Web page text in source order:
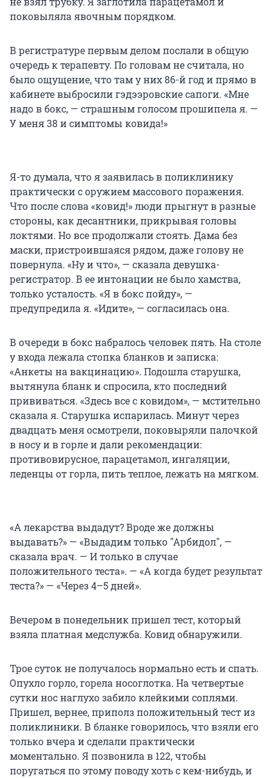
поковыляла явочным порядком.
В регистратуре первым делом послали в общую
очередь к терапевту. По головам не считала, но
было ощущение, что там у них 86-й год и прямо в
кабинете выбросили гэдээровские сапоги. «Мне
надо в бокс, — страшным голосом прошипела я. —
У меня 38 и симптомы ковида!»
Я-то думала, что я заявилась в поликлинику
практически с оружием массового поражения.
Что после слова «ковид!» люди прыгнут в разные
стороны, как десантники, прикрывая головы
локтями. Но все продолжали стоять. Дама без
маски, пристроившаяся рядом, даже голову не
повернула. «Ну и что», — сказала девушка-
регистратор. В ее интонации не было хамства,
только усталость. «Я в бокс пойду», —
предупредила я. «Идите», — согласилась она.
В очереди в бокс набралось человек пять. На столе
у входа лежала стопка бланков и записка:
«Анкеты на вакцинацию». Подошла старушка,
вытянула бланк и спросила, кто последний
прививаться. «Здесь все с ковидом», — мстительно
сказала я. Старушка испарилась. Минут через
двадцать меня осмотрели, поковыряли палочкой
в носу и в горле и дали рекомендации:
противовирусное, парацетамол, ингаляции,
леденцы от горла, пить теплое, лежать на мягком.
«А лекарства выдадут? Вроде же должны
выдавать?» — «Выдадим только "Арбидол", —
сказала врач. — И только в случае
положительного теста». — «А когда будет результат
теста?» — «Через 4–5 дней».
Вечером в понедельник пришел тест, который
взяла платная медслужба. Ковид обнаружили.
Трое суток не получалось нормально есть и спать.
Опухло горло, горела носоглотка. На четвертые
сутки нос наглухо забило клейкими соплями.
Пришел, вернее, приполз положительный тест из
поликлиники. В бланке говорилось, что взяли его
только вчера и сделали практически
моментально. Я позвонила в 122, чтобы
поругаться по этому поводу хоть с кем-нибудь, и